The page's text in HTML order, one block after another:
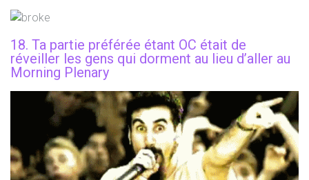
18. Ta partie préférée étant OC était de
réveiller les gens qui dorment au lieu d’aller au
Morning Plenary